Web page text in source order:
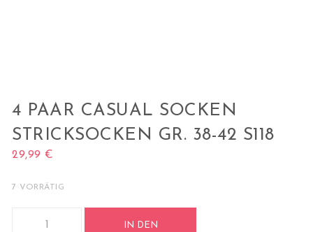
4 PAAR CASUAL SOCKEN
STRICKSOCKEN GR. 38-42 S118
29,99€
7 VORRÄTIG
IN DEN